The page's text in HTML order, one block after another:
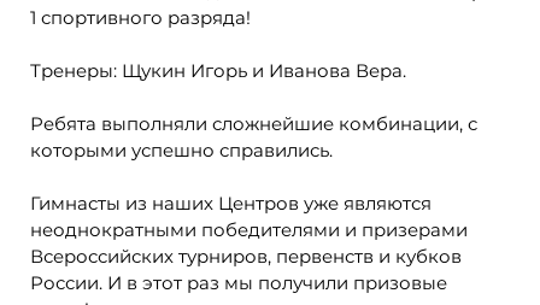
1 спортивного разряда!
Тренеры: Щукин Игорь и Иванова Вера.
Ребята выполняли сложнейшие комбинации, с
которыми успешно справились.
Гимнасты из наших Центров уже являются
неоднократными победителями и призерами
Всероссийских турниров, первенств и кубков
России. И в этот раз мы получили призовые